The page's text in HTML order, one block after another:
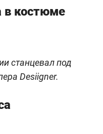
в костюме
станцевал под
Desiigner.